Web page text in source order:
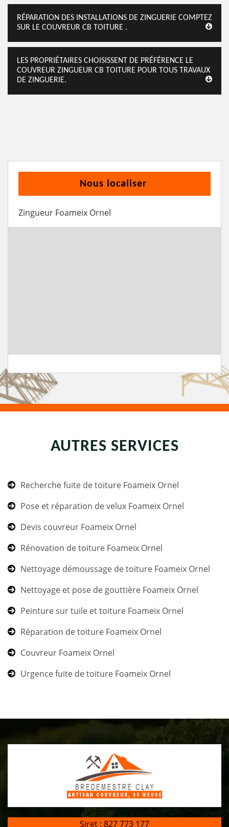
RÉPARATION DES INSTALLATIONS DE ZINGUERIE COMPTEZ
SUR LE COUVREUR CB TOITURE .
LES PROPRIÉTAIRES CHOISISSENT DE PRÉFÉRENCE LE
COUVREUR ZINGUEUR CB TOITURE POUR TOUS TRAVAUX
DE ZINGUERIE.
Nous localiser
Zingueur Foameix Ornel
AUTRES SERVICES
Recherche fuite de toiture Foameix Ornel
Pose et réparation de velux Foameix Ornel
Devis couvreur Foameix Ornel
Rénovation de toiture Foameix Ornel
Nettoyage démoussage de toiture Foameix Ornel
Nettoyage et pose de gouttière Foameix Ornel
Peinture sur tuile et toiture Foameix Ornel
Réparation de toiture Foameix Ornel
Couvreur Foameix Ornel
Urgence fuite de toiture Foameix Ornel
Siret : 827 773 177